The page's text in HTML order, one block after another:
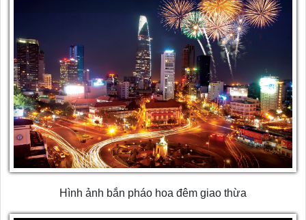
Hình ảnh bắn pháo hoa đêm giao thừa